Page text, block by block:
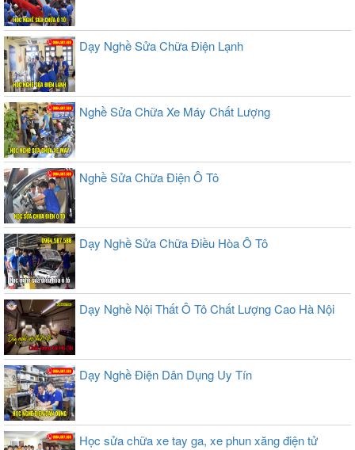
Dạy Nghề Sửa Chữa Điện Lạnh
Nghề Sửa Chữa Xe Máy Chất Lượng
Nghề Sửa Chữa Điện Ô Tô
Dạy Nghề Sửa Chữa Điều Hòa Ô Tô
Dạy Nghề Nội Thất Ô Tô Chất Lượng Cao Hà Nội
Dạy Nghề Điện Dân Dụng Uy Tín
Học sửa chữa xe tay ga, xe phun xăng điện tử